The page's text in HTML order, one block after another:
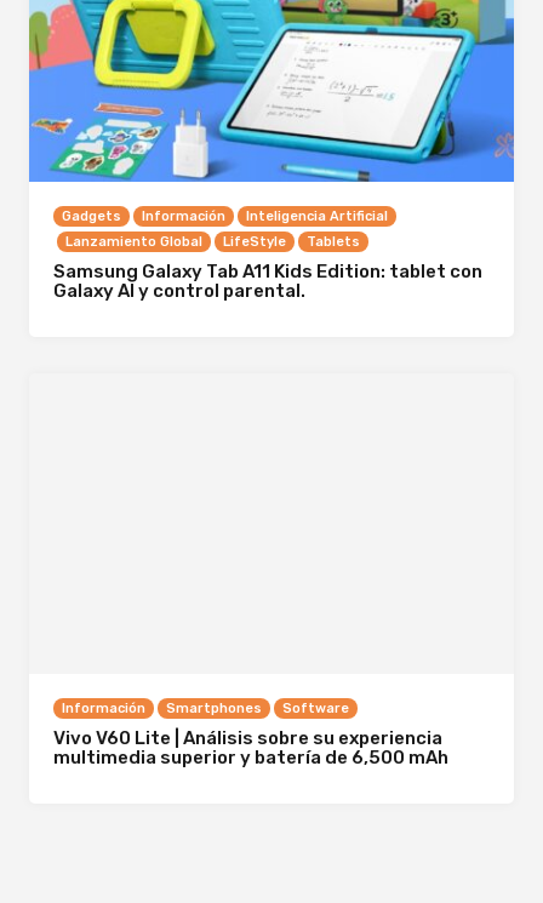
Gadgets Información
Inteligencia Artificial
Lanzamiento Global
LifeStyle Tablets
Samsung Galaxy Tab A11 Kids Edition: tablet con
Galaxy AI y control parental.
Información Smartphones Software
Vivo V60 Lite | Análisis sobre su experiencia
multimedia superior y batería de 6,500 mAh